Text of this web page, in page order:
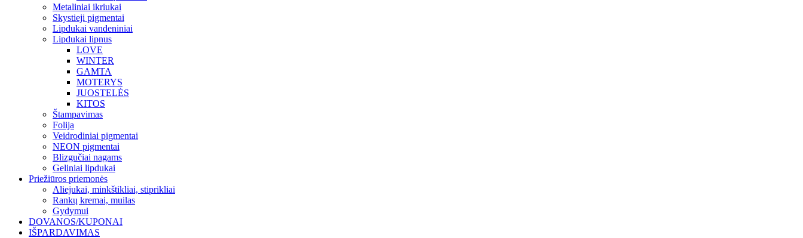
Metaliniai ikriukai
Skystieji pigmentai
Lipdukai vandeniniai
Lipdukai lipnus
LOVE
WINTER
GAMTA
MOTERYS
JUOSTELĖS
KITOS
Štampavimas
Folija
Veidrodiniai pigmentai
NEON pigmentai
Blizgučiai nagams
Geliniai lipdukai
Priežiūros priemonės
Aliejukai, minkštikliai, stiprikliai
Rankų kremai, muilas
Gydymui
DOVANOS/KUPONAI
IŠPARDAVIMAS